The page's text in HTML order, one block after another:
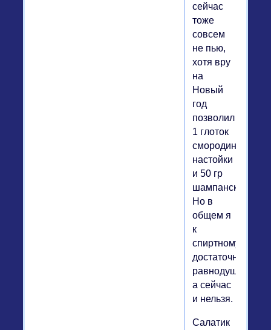
сейчас
тоже
совсем
не пью,
хотя вру
на
Новый
год
позволил
1 глоток
смородиновой
настойки
и 50 гр
шампанского.
Но в
общем я
к
спиртному
достаточно
равнодушен,
а сейчас
и нельзя.
Салатик